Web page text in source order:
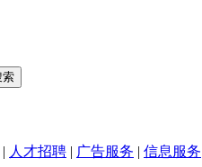
| 人才招聘 | 广告服务 | 信息服务